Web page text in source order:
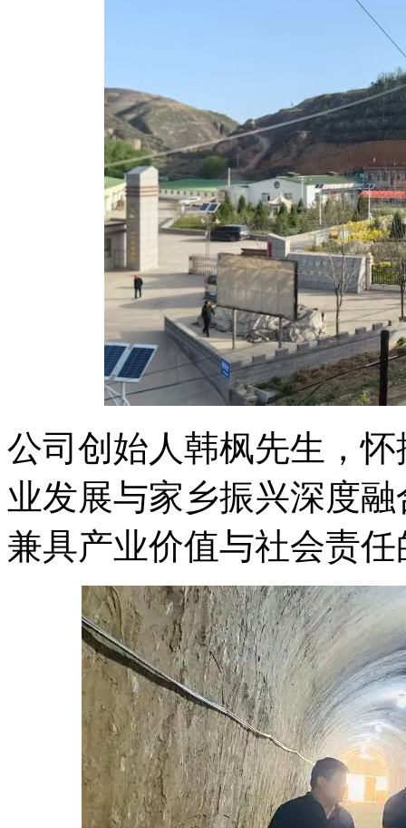
公司创始人韩枫先生，
业发展与家乡振兴深度
兼具产业价值与社会责